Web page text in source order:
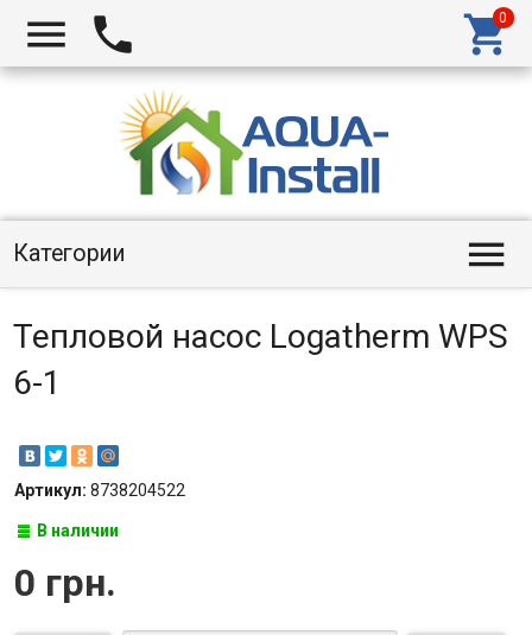
  
Категории 
Тепловой насос Logatherm WPS
6-1
Артикул: 8738204522
В наличии
0 грн.